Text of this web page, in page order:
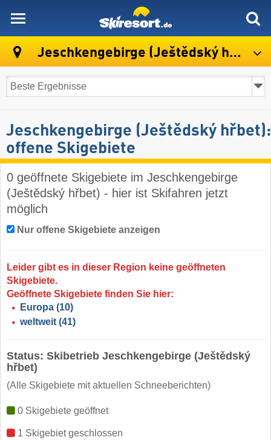
Jeschkengebirge (Ještědský hřbet)
Jeschkengebirge (Ještědský hřbet):
offene Skigebiete
0 geöffnete Skigebiete im Jeschkengebirge
(Ještědský hřbet) - hier ist Skifahren jetzt
möglich
Nur offene Skigebiete anzeigen
Leider gibt es in dieser Region keine geöffneten
Skigebiete.
Geöffnete Skigebiete finden Sie hier:
Europa (10)
weltweit (41)
Status: Skibetrieb Jeschkengebirge (Ještědský
hřbet)
(Alle Skigebiete mit aktuellen Schneeberichten)
0 Skigebiete geöffnet
1 Skigebiet geschlossen